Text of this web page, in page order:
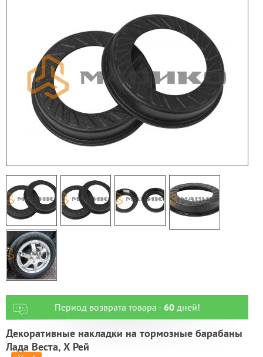
Период возврата товара - 60дней!
Декоративные накладки на тормозные барабаны
Лада Веста, Х Рей